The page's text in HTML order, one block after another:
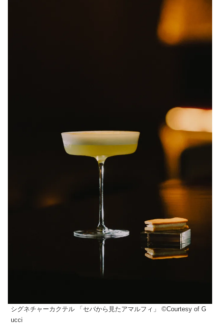
シグネチャーカクテル 「セバから見たアマルフィ」 ©Courtesy of G
ucci